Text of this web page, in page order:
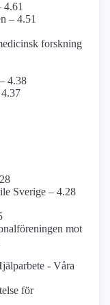
4.61
– 4.51
forskning
4.38
Sverige – 4.28
mot
- Våra
för